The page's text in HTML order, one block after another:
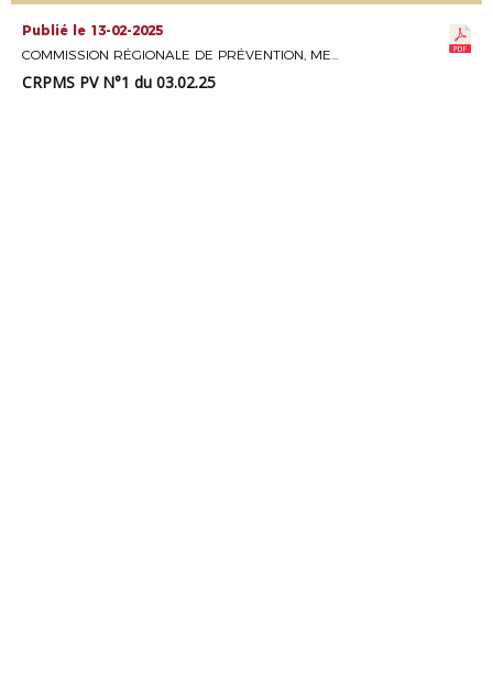
Publié le 13-02-2025
COMMISSION RÉGIONALE DE PRÉVENTION, MEDIATION ET SÉCURITÉ
CRPMS PV N°1 du 03.02.25